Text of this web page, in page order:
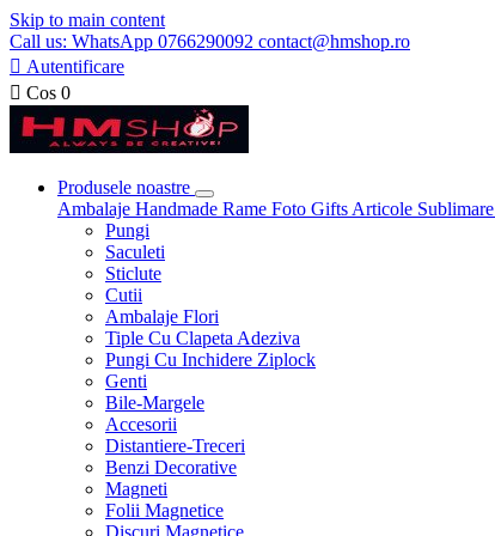
Skip to main content
Call us: WhatsApp 0766290092 contact@hmshop.ro
 Autentificare
 Cos 0
Produsele noastre
Ambalaje Handmade Rame Foto Gifts Articole Sublimare
Pungi
Saculeti
Sticlute
Cutii
Ambalaje Flori
Tiple Cu Clapeta Adeziva
Pungi Cu Inchidere Ziplock
Genti
Bile-Margele
Accesorii
Distantiere-Treceri
Benzi Decorative
Magneti
Folii Magnetice
Discuri Magnetice